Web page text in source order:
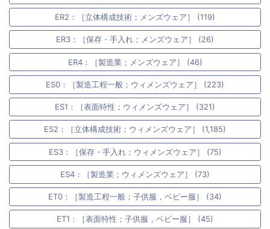
ER2：［立体構成技術；メンズウェア］ (119)
ER3：［保存・手入れ；メンズウェア］ (26)
ER4：［製造業；メンズウェア］ (46)
ES0：［製造工程一般；ウィメンズウェア］ (223)
ES1：［表面特性；ウィメンズウェア］ (321)
ES2：［立体構成技術；ウィメンズウェア］ (1,185)
ES3：［保存・手入れ；ウィメンズウェア］ (75)
ES4：［製造業；ウィメンズウェア］ (73)
ET0：［製造工程一般；子供服，ベビー服］ (34)
ET1：［表面特性；子供服，ベビー服］ (45)